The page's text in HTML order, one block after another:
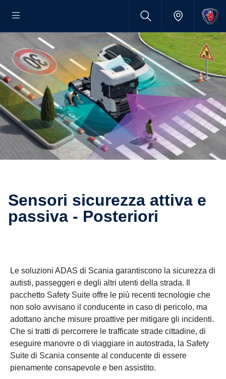
Sensori sicurezza attiva e
passiva - Posteriori
Le soluzioni ADAS di Scania garantiscono la sicurezza di
autisti, passeggeri e degli altri utenti della strada. Il
pacchetto Safety Suite offre le più recenti tecnologie che
non solo avvisano il conducente in caso di pericolo, ma
adottano anche misure proattive per mitigare gli incidenti.
Che si tratti di percorrere le trafficate strade cittadine, di
eseguire manovre o di viaggiare in autostrada, la Safety
Suite di Scania consente al conducente di essere
pienamente consapevole e ben assistito.